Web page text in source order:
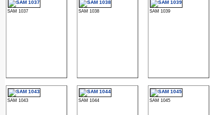
SAM 1037 SAM 1038 SAM 1039
SAM 1043 SAM 1044 SAM 1045